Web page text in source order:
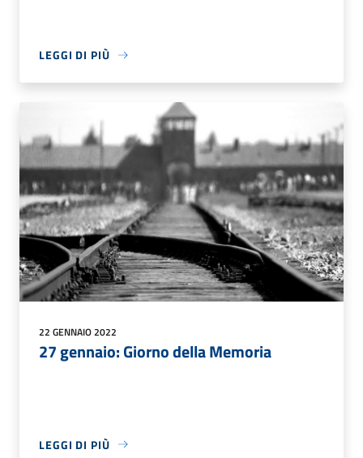
LEGGI DI PIÙ
22 GENNAIO 2022
27 gennaio: Giorno della Memoria
LEGGI DI PIÙ